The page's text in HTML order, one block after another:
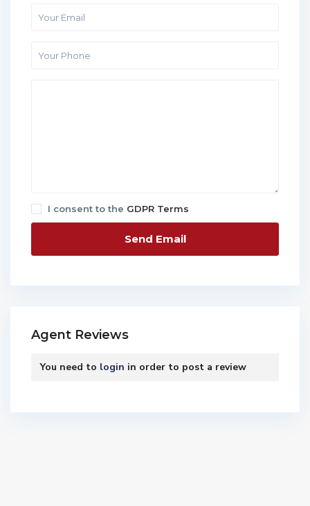
I consent to the GDPR Terms
Agent Reviews
You need to login in order to post a review